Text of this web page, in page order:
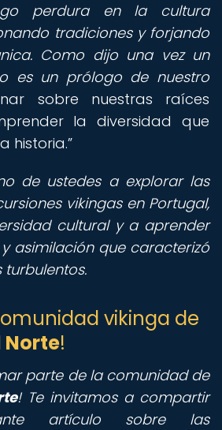
perdura en la cultura
tradiciones y forjando
Como dijo una vez un
es un prólogo de nuestro
sobre nuestras raíces
la diversidad que
historia.
de ustedes a explorar las
vikingas en Portugal,
cultural y a aprender
asimilación que caracterizó
vikinga de
Norte!
parte de la comunidad de
! Te invitamos a compartir
artículo sobre las